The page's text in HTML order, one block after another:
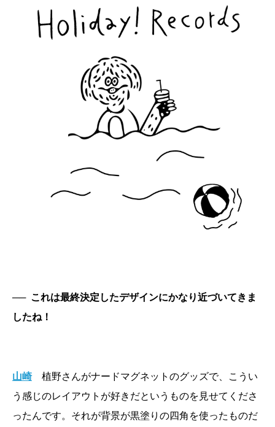
── これは最終決定したデザインにかなり近づいてきま
したね！
山崎
植野さんがナードマグネットのグッズで、こうい
う感じのレイアウトが好きだというものを見せてくださ
ったんです。それが背景が黒塗りの四角を使ったものだ